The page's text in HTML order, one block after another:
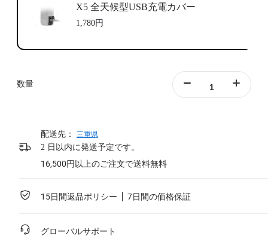
X5 全天候型USB充電カバー
1,780円
数量
配送先： 三重県
2 日以内に発送予定です。
16,500円以上のご注文で送料無料
15日間返品ポリシー 7日間の価格保証
グローバルサポート